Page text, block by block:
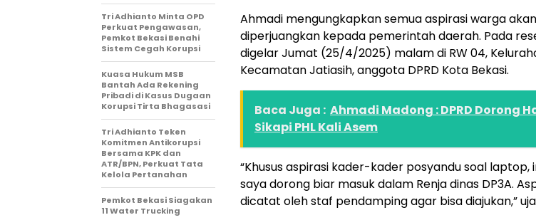
Ahmadi mengungkapkan semua aspirasi warga
diperjuangkan kepada pemerintah daerah. Pada
digelar Jumat (25/4/2025) malam di RW 04,
Kecamatan Jatiasih, anggota DPRD Kota Bekasi.
Baca Juga : Ahmadi Madong : DPRD Dorong
Sikapi PHL Kali Asem
“Khusus aspirasi kader-kader posyandu soal laptop,
saya dorong biar masuk dalam Renja dinas DP3A.
dicatat oleh staf pendamping agar bisa diajukan,”
Tri Adhianto Minta OPD
Perkuat Pengawasan,
Pemkot Bekasi Benahi
Sistem Cegah Korupsi
Kuasa Hukum MSB
Bantah Ada Rekening
Pribadi di Kasus Dugaan
Korupsi Tirta Bhagasasi
Tri Adhianto Teken
Komitmen Antikorupsi
Bersama KPK dan
ATR/BPN, Perkuat Tata
Kelola Pertanahan
Pemkot Bekasi Siagakan
11 Water Trucking